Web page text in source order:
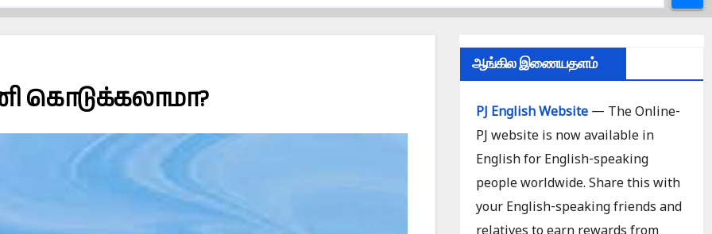
கொடுக்கலாமா?
ஆங்கில இணையதளம்
PJ English Website— The Online-
PJ website is now available in
English for English-speaking
people worldwide. Share this with
your English-speaking friends and